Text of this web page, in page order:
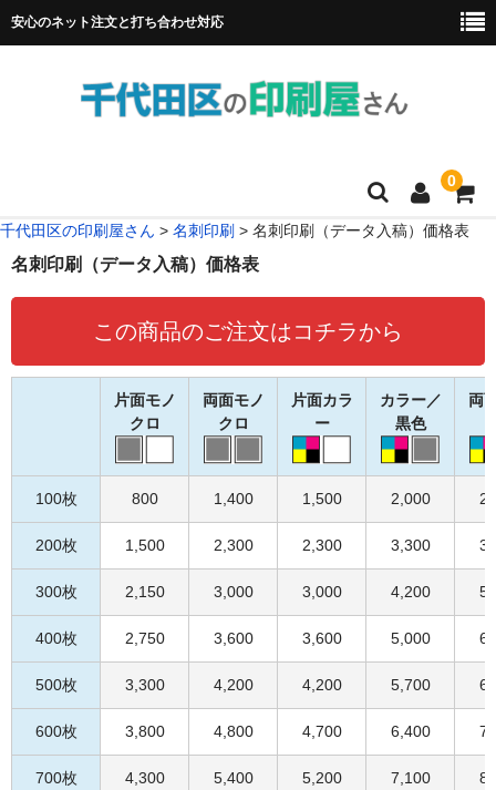
安心のネット注文と打ち合わせ対応
0
フルカラー冊子印刷
リーフレット
ポスター
データの作り方
お問い合わせ
千代田区の印刷屋さん > 名刺印刷 > 名刺印刷（データ入稿）価格表
名刺印刷（データ入稿）価格表
この商品のご注文はコチラから
片面モノ
クロ
両面モノ
クロ
片面カラ
ー
カラー／
黒色
両
100枚 800 1,400 1,500 2,000
200枚 1,500 2,300 2,300 3,300
300枚 2,150 3,000 3,000 4,200
400枚 2,750 3,600 3,600 5,000
500枚 3,300 4,200 4,200 5,700
600枚 3,800 4,800 4,700 6,400
700枚 4,300 5,400 5,200 7,100